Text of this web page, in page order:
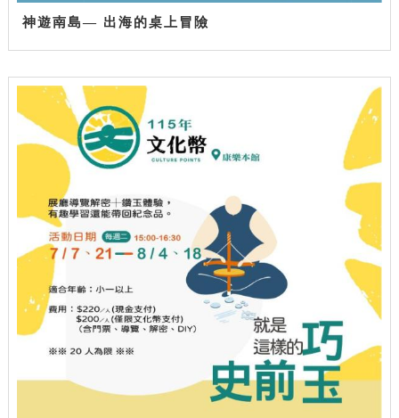
神遊南島— 出海的桌上冒險